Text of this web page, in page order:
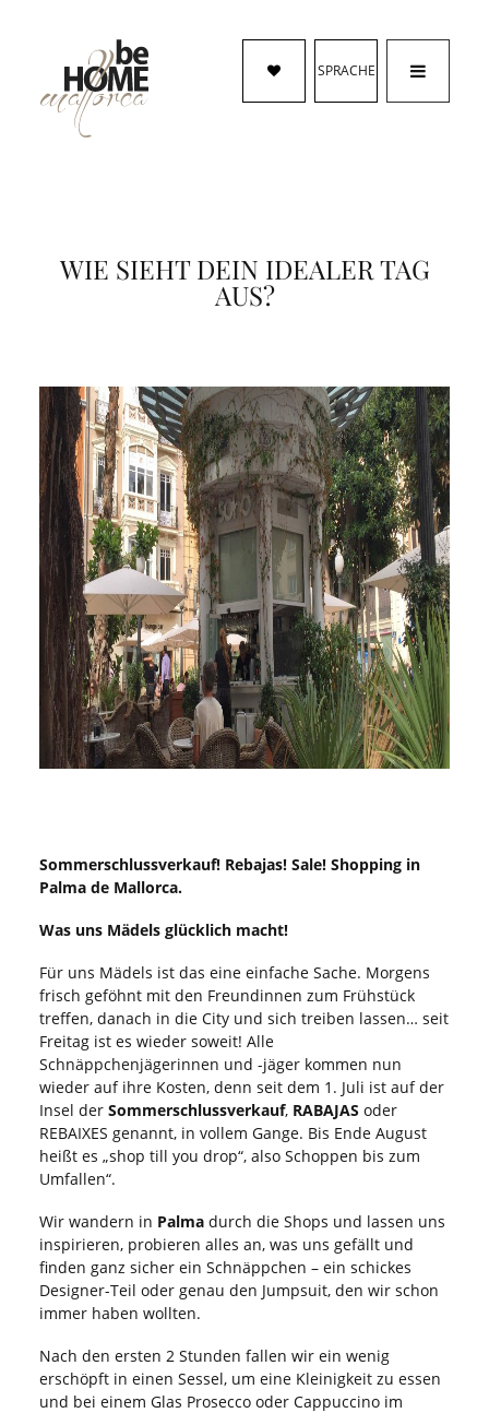
SPRACHE
WIE SIEHT DEIN IDEALER TAG
AUS?
Sommerschlussverkauf! Rebajas! Sale! Shopping in
Palma de Mallorca.
Was uns Mädels glücklich macht!
Für uns Mädels ist das eine einfache Sache. Morgens
frisch geföhnt mit den Freundinnen zum Frühstück
treffen, danach in die City und sich treiben lassen… seit
Freitag ist es wieder soweit! Alle
Schnäppchenjägerinnen und -jäger kommen nun
wieder auf ihre Kosten, denn seit dem 1. Juli ist auf der
Insel der Sommerschlussverkauf, RABAJAS oder
REBAIXES genannt, in vollem Gange. Bis Ende August
heißt es „shop till you drop“, also Schoppen bis zum
Umfallen“.
Wir wandern in Palma durch die Shops und lassen uns
inspirieren, probieren alles an, was uns gefällt und
finden ganz sicher ein Schnäppchen – ein schickes
Designer-Teil oder genau den Jumpsuit, den wir schon
immer haben wollten.
Nach den ersten 2 Stunden fallen wir ein wenig
erschöpft in einen Sessel, um eine Kleinigkeit zu essen
und bei einem Glas Prosecco oder Cappuccino im